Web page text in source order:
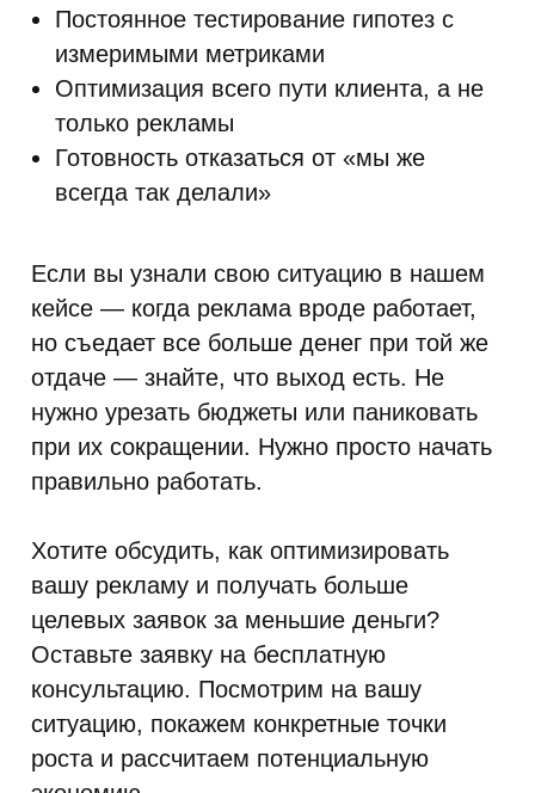
Постоянное тестирование гипотез с
измеримыми метриками
Оптимизация всего пути клиента, а не
только рекламы
Готовность отказаться от «мы же
всегда так делали»
Если вы узнали свою ситуацию в нашем
кейсе — когда реклама вроде работает,
но съедает все больше денег при той же
отдаче — знайте, что выход есть. Не
нужно урезать бюджеты или паниковать
при их сокращении. Нужно просто начать
правильно работать.
Хотите обсудить, как оптимизировать
вашу рекламу и получать больше
целевых заявок за меньшие деньги?
Оставьте заявку на бесплатную
консультацию. Посмотрим на вашу
ситуацию, покажем конкретные точки
роста и рассчитаем потенциальную